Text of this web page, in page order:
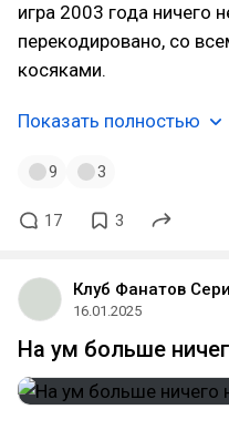
игра 2003 года ничего
перекодировано, со
косяками.
Показать полностью
9 3
17 3
Клуб Фанатов
16.01.2025
На ум больше